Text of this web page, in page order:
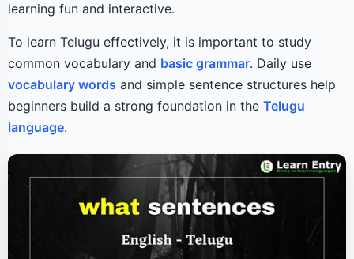
learning fun and interactive.
To learn Telugu effectively, it is important to study
common vocabulary and basic grammar. Daily use
vocabulary words and simple sentence structures help
beginners build a strong foundation in the Telugu
language.